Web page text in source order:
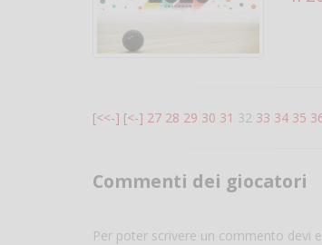
[<<-] [<-] 27 28 29 30 31 32 33 34 35
Commenti dei giocatori
Per poter scrivere un commento devi